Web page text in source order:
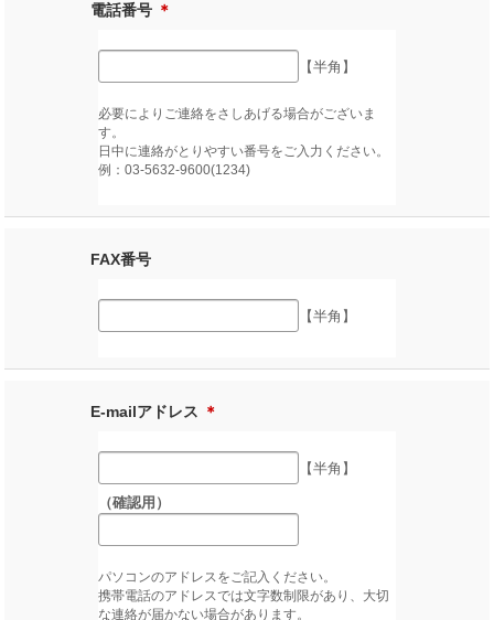
電話番号 ＊
【半角】
必要によりご連絡をさしあげる場合がございま
す。
日中に連絡がとりやすい番号をご入力ください。
例：03-5632-9600(1234)
FAX番号
【半角】
E-mailアドレス ＊
【半角】
（確認用）
パソコンのアドレスをご記入ください。
携帯電話のアドレスでは文字数制限があり、大切
な連絡が届かない場合があります。